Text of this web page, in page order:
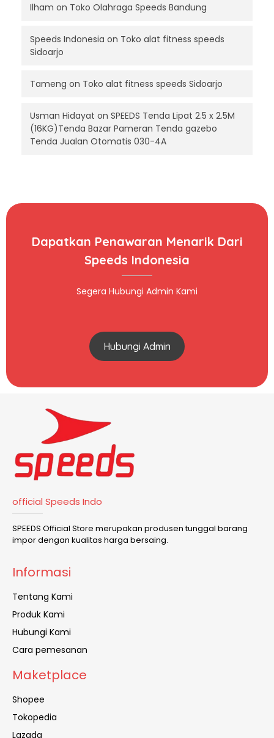
Ilham on Toko Olahraga Speeds Bandung
Speeds Indonesia on Toko alat fitness speeds
Sidoarjo
Tameng on Toko alat fitness speeds Sidoarjo
Usman Hidayat on SPEEDS Tenda Lipat 2.5 x 2.5M
(16KG)Tenda Bazar Pameran Tenda gazebo
Tenda Jualan Otomatis 030-4A
Dapatkan Penawaran Menarik Dari
Speeds Indonesia
Segera Hubungi Admin Kami
Hubungi Admin
official Speeds Indo
SPEEDS Official Store merupakan produsen tunggal barang
impor dengan kualitas harga bersaing.
Informasi
Tentang Kami
Produk Kami
Hubungi Kami
Cara pemesanan
Maketplace
Shopee
Tokopedia
Lazada